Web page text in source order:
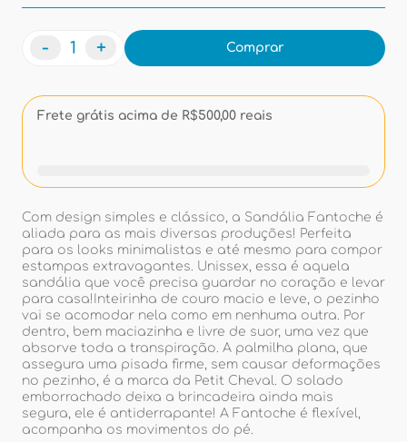
- + Comprar
Frete grátis acima de R$500,00 reais
Com design simples e clássico, a Sandália Fantoche é
aliada para as mais diversas produções! Perfeita
para os looks minimalistas e até mesmo para compor
estampas extravagantes. Unissex, essa é aquela
sandália que você precisa guardar no coração e levar
para casa!Inteirinha de couro macio e leve, o pezinho
vai se acomodar nela como em nenhuma outra. Por
dentro, bem maciazinha e livre de suor, uma vez que
absorve toda a transpiração. A palmilha plana, que
assegura uma pisada firme, sem causar deformações
no pezinho, é a marca da Petit Cheval. O solado
emborrachado deixa a brincadeira ainda mais
segura, ele é antiderrapante! A Fantoche é flexível,
acompanha os movimentos do pé.